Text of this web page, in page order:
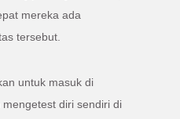
mereka ada
tersebut.
untuk masuk di
diri sendiri di